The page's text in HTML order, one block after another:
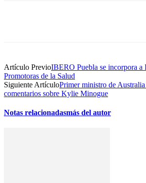
Artículo PrevioIBERO Puebla se incorpora a
Promotoras de la Salud
Siguiente ArtículoPrimer ministro de
comentarios sobre Kylie Minogue
Notas relacionadasmás del autor